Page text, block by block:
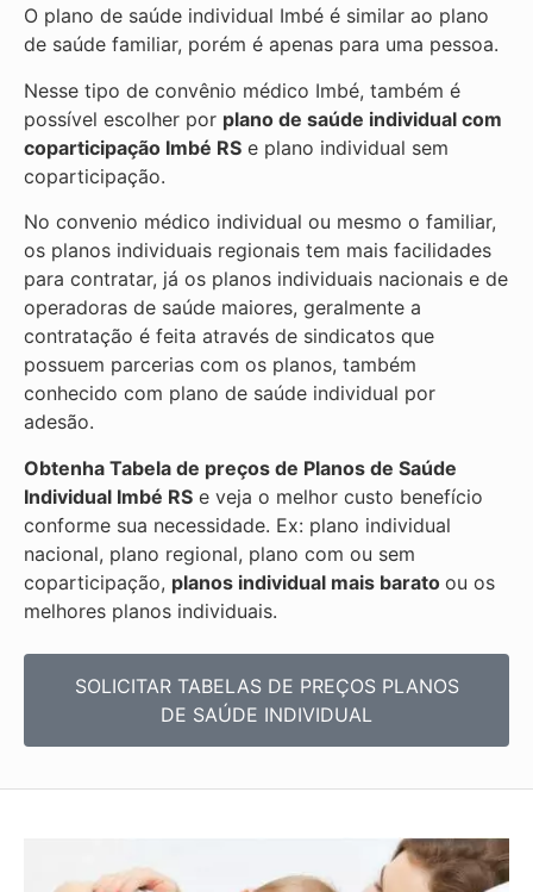
O plano de saúde individual Imbé é similar ao plano
de saúde familiar, porém é apenas para uma pessoa.
Nesse tipo de convênio médico Imbé, também é
possível escolher por plano de saúde individual com
coparticipação Imbé RS e plano individual sem
coparticipação.
No convenio médico individual ou mesmo o familiar,
os planos individuais regionais tem mais facilidades
para contratar, já os planos individuais nacionais e de
operadoras de saúde maiores, geralmente a
contratação é feita através de sindicatos que
possuem parcerias com os planos, também
conhecido com plano de saúde individual por
adesão.
Obtenha Tabela de preços de Planos de Saúde
Individual Imbé RS e veja o melhor custo benefício
conforme sua necessidade. Ex: plano individual
nacional, plano regional, plano com ou sem
coparticipação, planos individual mais barato ou os
melhores planos individuais.
SOLICITAR TABELAS DE PREÇOS PLANOS
DE SAÚDE INDIVIDUAL